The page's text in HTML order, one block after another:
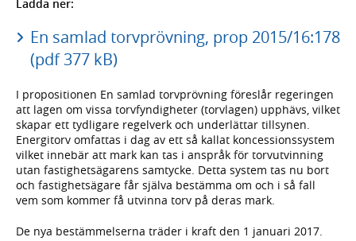
Ladda ner:
En samlad torvprövning, prop 2015/16:178
(pdf 377 kB)
I propositionen En samlad torvprövning föreslår regeringen
att lagen om vissa torvfyndigheter (torvlagen) upphävs, vilket
skapar ett tydligare regelverk och underlättar tillsynen.
Energitorv omfattas i dag av ett så kallat koncessionssystem
vilket innebär att mark kan tas i anspråk för torvutvinning
utan fastighetsägarens samtycke. Detta system tas nu bort
och fastighetsägare får själva bestämma om och i så fall
vem som kommer få utvinna torv på deras mark.
De nya bestämmelserna träder i kraft den 1 januari 2017.